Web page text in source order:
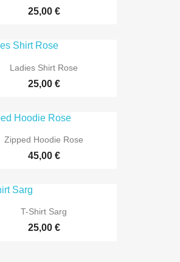
25,00 €
Ladies Shirt Rose
25,00 €
Zipped Hoodie Rose
45,00 €
T-Shirt Sarg
25,00 €